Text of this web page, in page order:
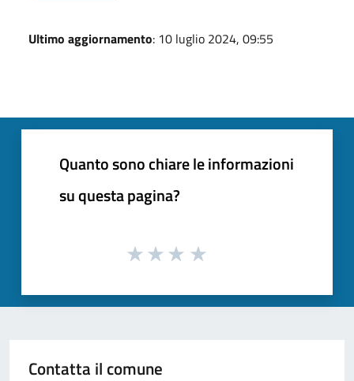
Ultimo aggiornamento: 10 luglio 2024, 09:55
Quanto sono chiare le informazioni
su questa pagina?
Contatta il comune